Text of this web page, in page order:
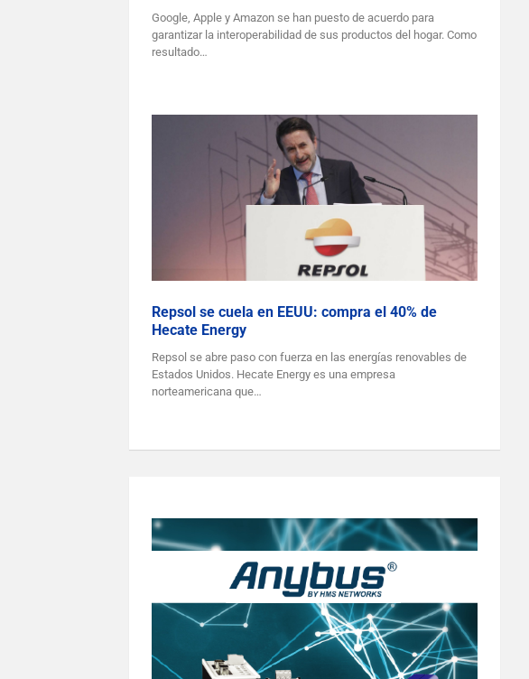
Google, Apple y Amazon se han puesto de acuerdo para
garantizar la interoperabilidad de sus productos del hogar. Como
resultado…
Repsol se cuela en EEUU: compra el 40% de
Hecate Energy
Repsol se abre paso con fuerza en las energías renovables de
Estados Unidos. Hecate Energy es una empresa
norteamericana que…